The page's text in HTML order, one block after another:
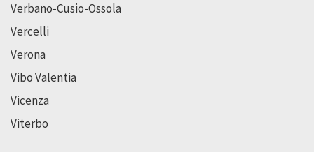
Verbano-Cusio-Ossola
Vercelli
Verona
Vibo Valentia
Vicenza
Viterbo